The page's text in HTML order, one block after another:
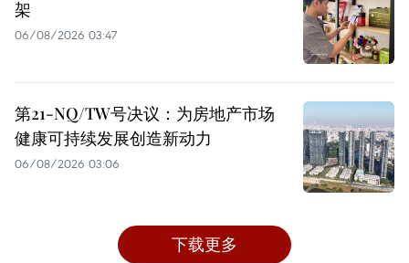
架
06/08/2026 03:47
第21-NQ/TW号决议：为房地产市场
健康可持续发展创造新动力
06/08/2026 03:06
下载更多